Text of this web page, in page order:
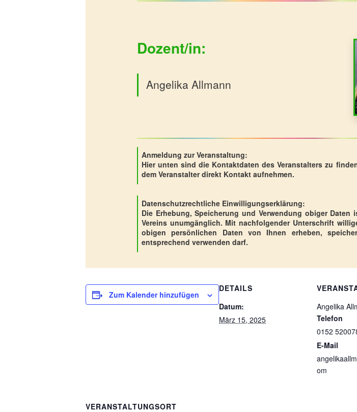
Dozent/in:
Angelika Allmann
Anmeldung zur Veranstaltung:
Hier unten sind die Kontaktdaten des Veranstalters zu
dem Veranstalter direkt Kontakt aufnehmen.
Datenschutzrechtliche Einwilligungserklärung:
Die Erhebung, Speicherung und Verwendung obiger
Vereins unumgänglich. Mit nachfolgender Unterschrift
obigen persönlichen Daten von Ihnen erheben,
entsprechend verwenden darf.
Zum Kalender hinzufügen
DETAILS
Datum:
März 15, 2025
Angelika
Telefon
0152
E-Mail
om
VERANSTALTUNGSORT